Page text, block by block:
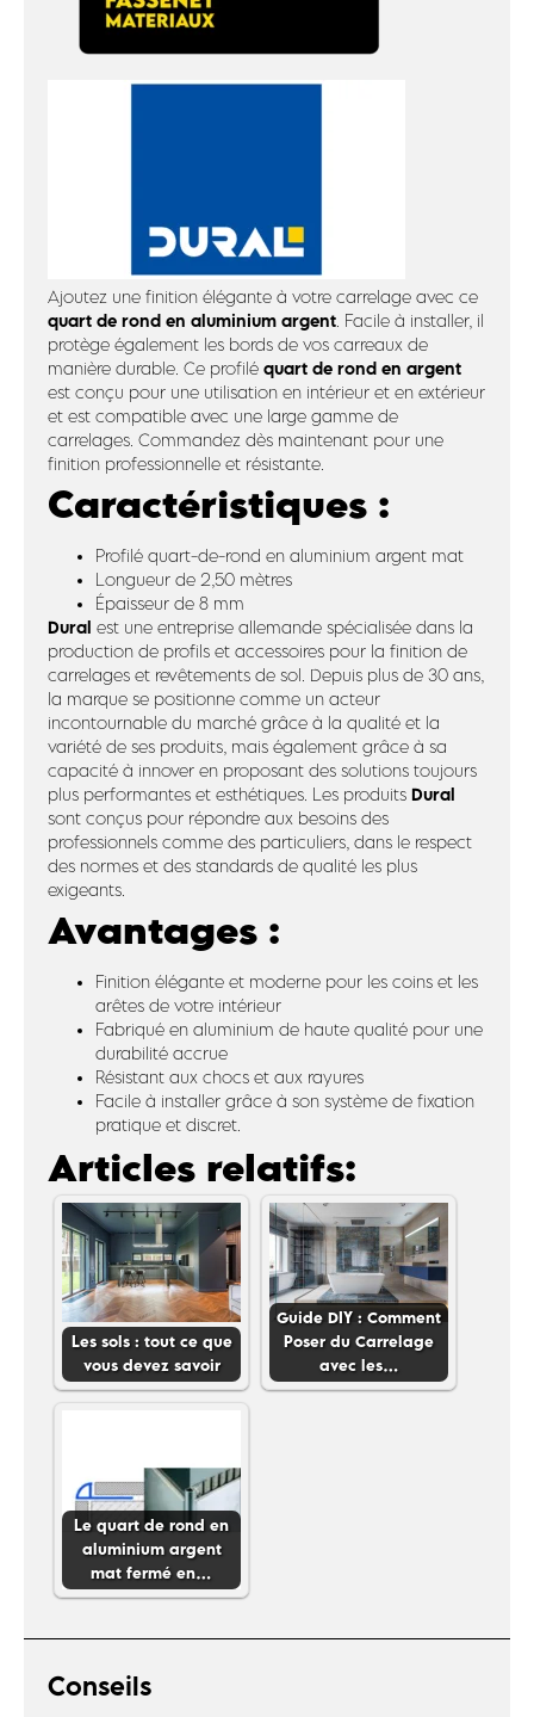
Ajoutez une finition élégante à votre carrelage avec ce
quart de rond en aluminium argent . Facile à installer, il
protège également les bords de vos carreaux de
manière durable. Ce profilé quart de rond en argent
est conçu pour une utilisation en intérieur et en extérieur
et est compatible avec une large gamme de
carrelages. Commandez dès maintenant pour une
finition professionnelle et résistante.
Caractéristiques :
Profilé quart-de-rond en aluminium argent mat
Longueur de 2,50 mètres
Épaisseur de 8 mm
Dural est une entreprise allemande spécialisée dans la
production de profils et accessoires pour la finition de
carrelages et revêtements de sol. Depuis plus de 30 ans,
la marque se positionne comme un acteur
incontournable du marché grâce à la qualité et la
variété de ses produits, mais également grâce à sa
capacité à innover en proposant des solutions toujours
plus performantes et esthétiques. Les produits Dural
sont conçus pour répondre aux besoins des
professionnels comme des particuliers, dans le respect
des normes et des standards de qualité les plus
exigeants.
Avantages :
Finition élégante et moderne pour les coins et les
arêtes de votre intérieur
Fabriqué en aluminium de haute qualité pour une
durabilité accrue
Résistant aux chocs et aux rayures
Facile à installer grâce à son système de fixation
pratique et discret.
Articles relatifs:
Les sols : tout ce que
vous devez savoir
Guide DIY : Comment
Poser du Carrelage
avec les…
Le quart de rond en
aluminium argent
mat fermé en…
Conseils